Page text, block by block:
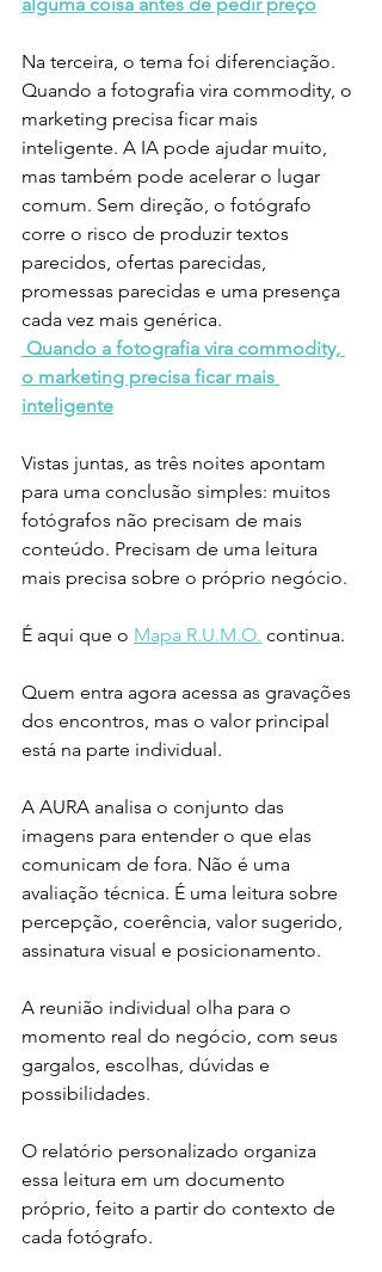
Na terceira, o tema foi diferenciação.
Quando a fotografia vira commodity, o
marketing precisa ficar mais
inteligente. A IA pode ajudar muito,
mas também pode acelerar o lugar
comum. Sem direção, o fotógrafo
corre o risco de produzir textos
parecidos, ofertas parecidas,
promessas parecidas e uma presença
cada vez mais genérica.
Quando a fotografia vira commodity,
o marketing precisa ficar mais
inteligente
Vistas juntas, as três noites apontam
para uma conclusão simples: muitos
fotógrafos não precisam de mais
conteúdo. Precisam de uma leitura
mais precisa sobre o próprio negócio.
É aqui que o Mapa R.U.M.O. continua.
Quem entra agora acessa as gravações
dos encontros, mas o valor principal
está na parte individual.
A AURA analisa o conjunto das
imagens para entender o que elas
comunicam de fora. Não é uma
avaliação técnica. É uma leitura sobre
percepção, coerência, valor sugerido,
assinatura visual e posicionamento.
A reunião individual olha para o
momento real do negócio, com seus
gargalos, escolhas, dúvidas e
possibilidades.
O relatório personalizado organiza
essa leitura em um documento
próprio, feito a partir do contexto de
cada fotógrafo.